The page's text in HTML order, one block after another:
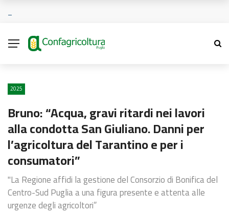
2025
Bruno: “Acqua, gravi ritardi nei lavori
alla condotta San Giuliano. Danni per
l’agricoltura del Tarantino e per i
consumatori”
"La Regione affidi la gestione del Consorzio di Bonifica del
Centro-Sud Puglia a una figura presente e attenta alle
urgenze degli agricoltori”